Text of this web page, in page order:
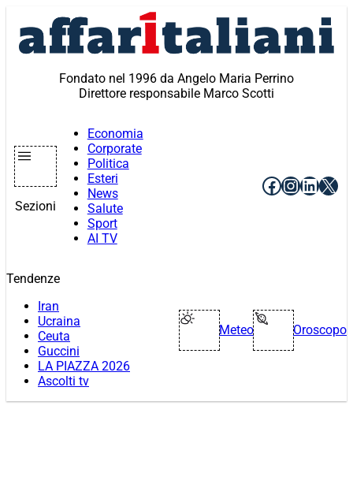
contenuto
Fondato nel 1996 da Angelo Maria Perrino
Direttore responsabile Marco Scotti
Sezioni
Economia
Corporate
Politica
Esteri
News
Salute
Sport
AI TV
Facebook
X
Tendenze
Iran
Ucraina
Ceuta
Guccini
LA PIAZZA 2026
Ascolti tv
Meteo Oroscopo